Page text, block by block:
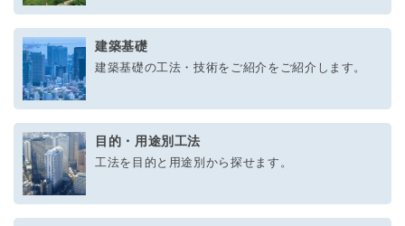
建築基礎
建築基礎の工法・技術をご紹介をご紹介します。
目的・用途別工法
工法を目的と用途別から探せます。